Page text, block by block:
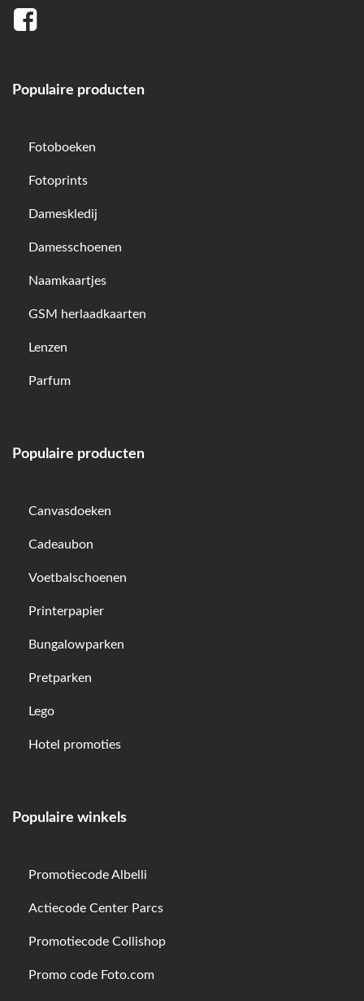
Populaire producten
Fotoboeken
Fotoprints
Dameskledij
Damesschoenen
Naamkaartjes
GSM herlaadkaarten
Lenzen
Parfum
Populaire producten
Canvasdoeken
Cadeaubon
Voetbalschoenen
Printerpapier
Bungalowparken
Pretparken
Lego
Hotel promoties
Populaire winkels
Promotiecode Albelli
Actiecode Center Parcs
Promotiecode Collishop
Promo code Foto.com